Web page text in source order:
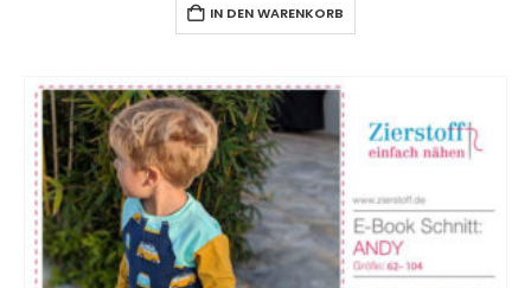
IN DEN WARENKORB